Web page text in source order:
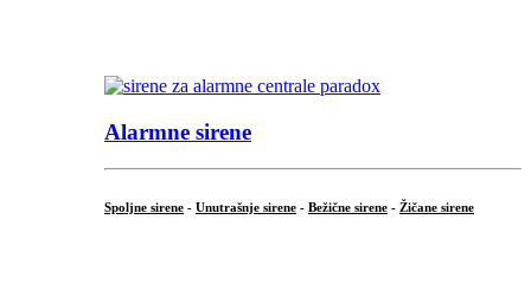
Alarmne sirene
Spoljne sirene - Unutrašnje sirene - Bežične sirene - Žičane sirene